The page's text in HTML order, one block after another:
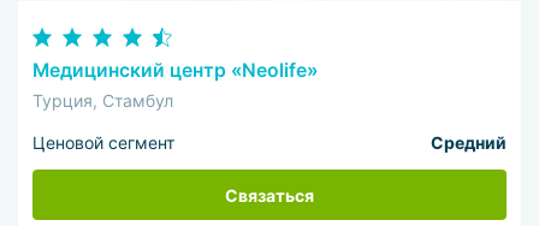
Медицинский центр «Neolife»
Турция, Стамбул
Ценовой сегмент Средний
Связаться